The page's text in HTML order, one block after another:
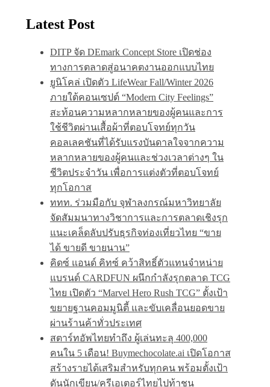
Latest Post
DITP จัด DEmark Concept Store เปิดช่อง
ทางการตลาดสู่อนาคตงานออกแบบไทย
ยูนิโคล่ เปิดตัว LifeWear Fall/Winter 2026
ภายใต้คอนเซปต์ “Modern City Feelings”
สะท้อนความหลากหลายของผู้คนและการ
ใช้ชีวิตผ่านเสื้อผ้าที่ตอบโจทย์ทุกวัน
คอลเลคชันที่ได้รับแรงบันดาลใจจากความ
หลากหลายของผู้คนและช่วงเวลาต่างๆ ใน
ชีวิตประจำวัน เพื่อการแต่งตัวที่ตอบโจทย์
ทุกโอกาส
ททท. ร่วมมือกับ จุฬาลงกรณ์มหาวิทยาลัย
จัดสัมมนาทางวิชาการและการตลาดเชิงรุก
แนะเคล็ดลับปรับธุรกิจท่องเที่ยวไทย “ขาย
ได้ ขายดี ขายนาน”
คิดซ์ แอนด์ คิทซ์ คว้าสิทธิ์ตัวแทนจำหน่าย
แบรนด์ CARDFUN ผนึกกำลังรุกตลาด TCG
ไทย เปิดตัว “Marvel Hero Rush TCG” ตั้งเป้า
ขยายฐานคอมมูนิตี้ และขับเคลื่อนยอดขาย
ผ่านร้านค้าทั่วประเทศ
สตาร์ทอัพไทยทำถึง ผู้เล่นทะลุ 400,000
คนใน 5 เดือน! Buymechocolate.ai เปิดโอกาส
สร้างรายได้เสริมสำหรับทุกคน พร้อมตั้งเป้า
ดันนักเขียน/ครีเอเตอร์ไทยไปท้าชน